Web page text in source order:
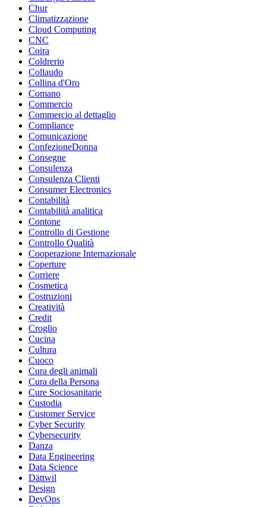
Chur
Climatizzazione
Cloud Computing
CNC
Coira
Coldrerio
Collaudo
Collina d'Oro
Comano
Commercio
Commercio al dettaglio
Compliance
Comunicazione
ConfezioneDonna
Consegne
Consulenza
Consulenza Clienti
Consumer Electronics
Contabilità
Contabilità analitica
Contone
Controllo di Gestione
Controllo Qualità
Cooperazione Internazionale
Coperture
Corriere
Cosmetica
Costruzioni
Creatività
Credit
Croglio
Cucina
Cultura
Cuoco
Cura degli animali
Cura della Persona
Cure Sociosanitarie
Custodia
Customer Service
Cyber Security
Cybersecurity
Danza
Data Engineering
Data Science
Dättwil
Design
DevOps